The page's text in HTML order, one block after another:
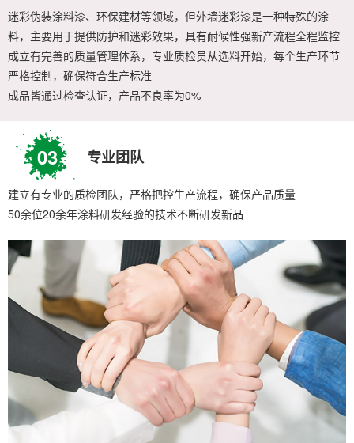
迷彩伪装涂料漆、环保建材等领域，但外墙迷彩漆是一种特殊的涂
料，主要用于提供防护和迷彩效果，具有耐候性强新产流程全程监控
成立有完善的质量管理体系，专业质检员从选料开始，每个生产环节
严格控制，确保符合生产标准
成品皆通过检查认证，产品不良率为0%
03 专业团队
建立有专业的质检团队，严格把控生产流程，确保产品质量
50余位20余年涂料研发经验的技术不断研发新品